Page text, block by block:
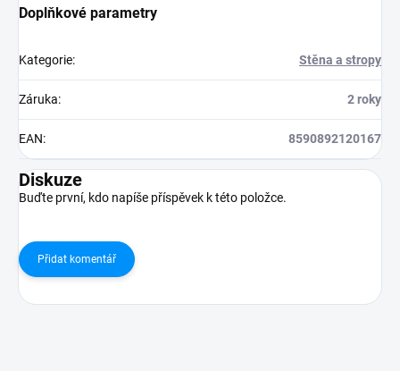
Doplňkové parametry
Kategorie: Stěna a stropy
Záruka: 2 roky
EAN: 8590892120167
Diskuze
Buďte první, kdo napíše příspěvek k této položce.
Přidat komentář